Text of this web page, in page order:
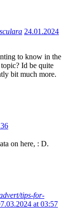
24.01.2024
to know in the
Id be quite
bit much more.
on here, : D.
tips-for-
at 03:57